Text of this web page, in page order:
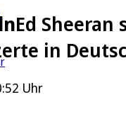
Ed Sheeran
in
Uhr